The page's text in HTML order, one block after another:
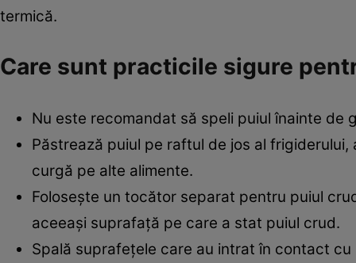
termică.
Care sunt practicile sigure
Nu este recomandat să speli puiul înainte de
Păstrează puiul pe raftul de jos al
curgă pe alte alimente.
Folosește un tocător separat pentru puiul
aceeași suprafață pe care a stat puiul crud.
Spală suprafețele care au intrat în contact